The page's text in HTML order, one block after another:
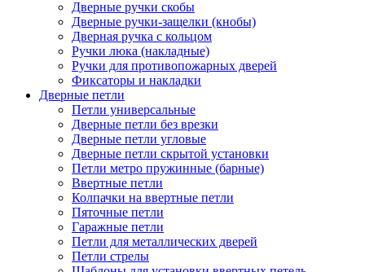
Дверные ручки скобы
Дверные ручки-защелки (кнобы)
Дверная ручка с кольцом
Ручки люка (накладные)
Ручки для противопожарных дверей
Фиксаторы и накладки
Дверные петли
Петли универсальные
Дверные петли без врезки
Дверные петли угловые
Дверные петли скрытой установки
Петли метро пружинные (барные)
Ввертные петли
Колпачки на ввертные петли
Пяточные петли
Гаражные петли
Петли для металлических дверей
Петли стрелы